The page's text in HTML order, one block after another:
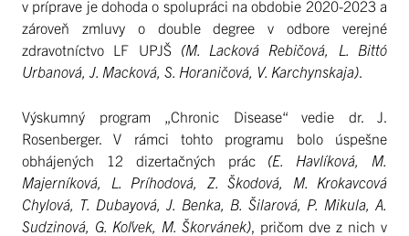
v príprave je dohoda o spolupráci na obdobie 2020-2023 a
zároveň zmluvy o double degree v odbore verejné
zdravotníctvo LF UPJŠ (M. Lacková Rebičová, L. Bittó
Urbanová, J. Macková, S. Horaničová, V. Karchynskaja)
Výskumný program „Chronic Disease“ vedie dr. J.
Rosenberger. V rámci tohto programu bolo úspešne
obhájených 12 dizertačných prác (E. Havlíková, M.
Majerníková, L. Príhodová, Z. Škodová, M. Krokavcová
Chylová, T. Dubayová, J. Benka, B. Šilarová, P. Mikula, A.
Sudzinová, G. Koľvek, M. Škorvánek) , pričom dve z nich v